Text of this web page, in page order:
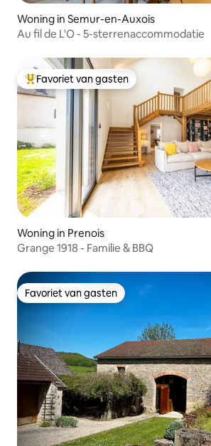
Woning in Semur-en-Auxois
Au fil de L'O - 5-sterrenaccommodatie
Topfavoriet van gasten
Favoriet van gasten
Woning in Prenois
Grange 1918 - Familie & BBQ
Favoriet van gasten
Favoriet van gasten